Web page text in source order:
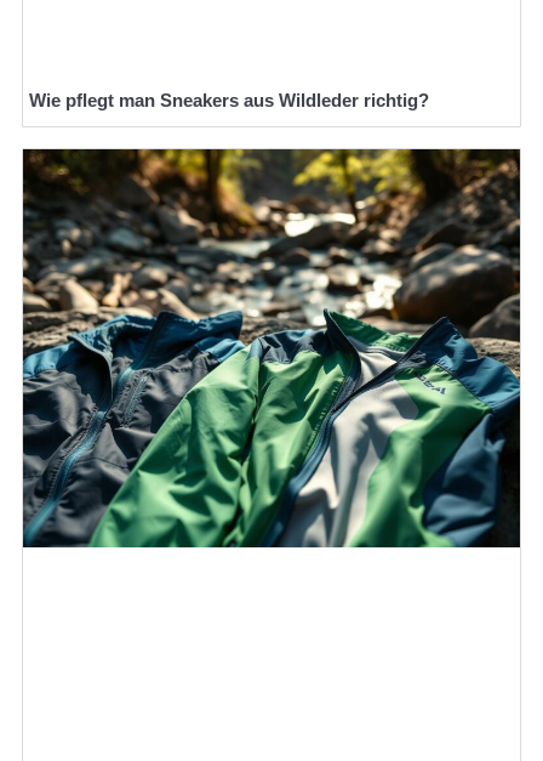
Wie pflegt man Sneakers aus Wildleder richtig?